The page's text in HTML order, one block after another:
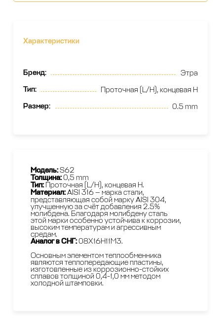
Характеристики
Бренд: Этра
Тип: Проточная (L/H), концевая H
Размер: 0.5 mm
Модель:S62
Толщина:0,5 mm
Тип:Проточная (L/H), концевая H.
Материал:AISI 316 — марка стали,
представляющая собой марку AISI 304,
улучшенную за счёт добавления 2.5%
молибдена. Благодаря молибдену сталь
этой марки особенно устойчива к коррозии,
высоким температурам и агрессивным
средам.
Аналог в СНГ:08Х16Н11М3.
Основным элементом теплообменника
являются теплопередающие пластины,
изготовленные из коррозионно-стойких
сплавов толщиной 0,4-1,0 мм методом
холодной штамповки.